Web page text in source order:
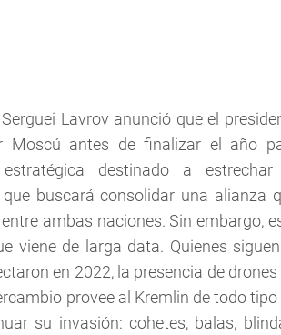
Lavrov anunció que el
Moscú antes de finalizar el año
destinado a
buscará consolidar una alianza
ambas naciones. Sin embargo,
viene de larga data. Quienes siguen
en 2022, la presencia de drones
provee al Kremlin de todo tipo
su invasión: cohetes, balas,